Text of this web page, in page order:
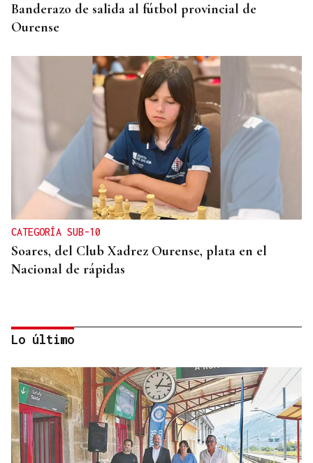
Banderazo de salida al fútbol provincial de
Ourense
CATEGORÍA SUB-10
Soares, del Club Xadrez Ourense, plata en el
Nacional de rápidas
Lo último